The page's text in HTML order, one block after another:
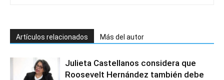
Artículos relacionados Más del autor
Julieta Castellanos considera que
Roosevelt Hernández también debe